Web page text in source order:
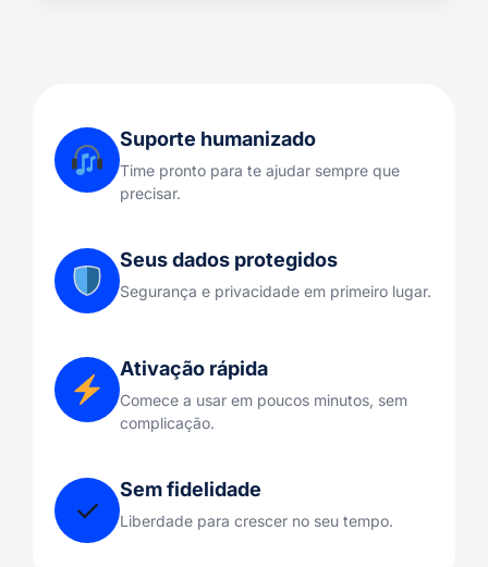
Suporte humanizado
Time pronto para te ajudar sempre que
precisar.
Seus dados protegidos
Segurança e privacidade em primeiro lugar.
Ativação rápida
Comece a usar em poucos minutos, sem
complicação.
✓
Sem fidelidade
Liberdade para crescer no seu tempo.